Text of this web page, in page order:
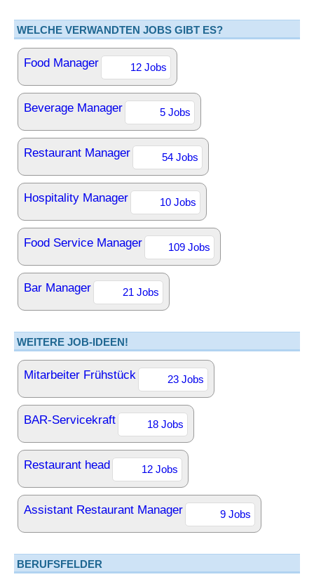
WELCHE VERWANDTEN JOBS GIBT ES?
Food Manager 12 Jobs
Beverage Manager 5 Jobs
Restaurant Manager 54 Jobs
Hospitality Manager 10 Jobs
Food Service Manager 109 Jobs
Bar Manager 21 Jobs
WEITERE JOB-IDEEN!
Mitarbeiter Frühstück 23 Jobs
BAR-Servicekraft 18 Jobs
Restaurant head 12 Jobs
Assistant Restaurant Manager 9 Jobs
BERUFSFELDER